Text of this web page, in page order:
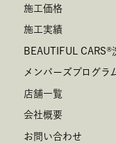
施工価格
施工実績
BEAUTIFUL CARS®
メンバーズプログラ
店舗一覧
会社概要
お問い合わせ